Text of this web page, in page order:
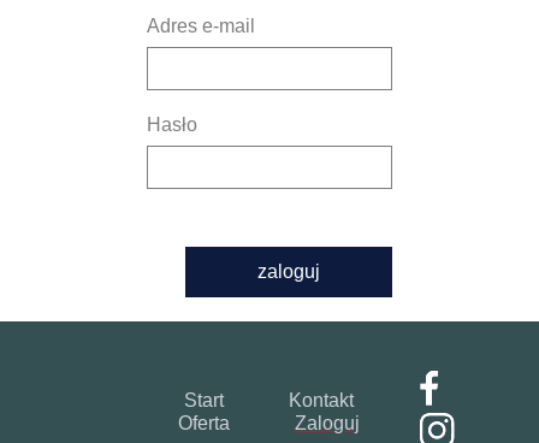
Adres e-mail
Hasło
zaloguj
Start
Kontakt
Oferta
Zaloguj